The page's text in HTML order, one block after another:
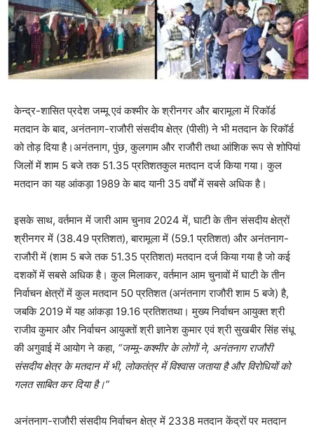
केन्द्र-शासित प्रदेश जम्मू एवं कश्मीर के श्रीनगर और बारामूला में रिकॉर्ड
मतदान के बाद, अनंतनाग-राजौरी संसदीय क्षेत्र (पीसी) ने भी मतदान के रिकॉर्ड
को तोड़ दिया है।अनंतनाग, पुंछ, कुलगाम और राजौरी तथा आंशिक रूप से शोपियां
जिलों में शाम 5 बजे तक 51.35 प्रतिशतकुल मतदान दर्ज किया गया। कुल
मतदान का यह आंकड़ा 1989 के बाद यानी 35 वर्षों में सबसे अधिक है।
इसके साथ, वर्तमान में जारी आम चुनाव 2024 में, घाटी के तीन संसदीय क्षेत्रों
श्रीनगर में (38.49 प्रतिशत), बारामूला में (59.1 प्रतिशत) और अनंतनाग-
राजौरी में (शाम 5 बजे तक 51.35 प्रतिशत) मतदान दर्ज किया गया है जो कई
दशकों में सबसे अधिक है। कुल मिलाकर, वर्तमान आम चुनावों में घाटी के तीन
निर्वाचन क्षेत्रों में कुल मतदान 50 प्रतिशत (अनंतनाग राजौरी शाम 5 बजे) है,
जबकि 2019 में यह आंकड़ा 19.16 प्रतिशतथा। मुख्य निर्वाचन आयुक्त श्री
राजीव कुमार और निर्वाचन आयुक्तों श्री ज्ञानेश कुमार एवं श्री सुखबीर सिंह संधू
की अगुवाई में आयोग ने कहा, “जम्मू-कश्मीर के लोगों ने, अनंतनाग राजौरी
संसदीय क्षेत्र के मतदान में भी, लोकतंत्र में विश्वास जताया है और विरोधियों को
गलत साबित कर दिया है।”
अनंतनाग-राजौरी संसदीय निर्वाचन क्षेत्र में 2338 मतदान केंद्रों पर मतदान